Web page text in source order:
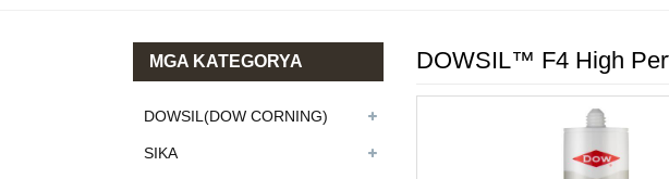
MGA KATEGORYA
DOWSIL(DOW CORNING)
SIKA
DOWSIL™ F4 High